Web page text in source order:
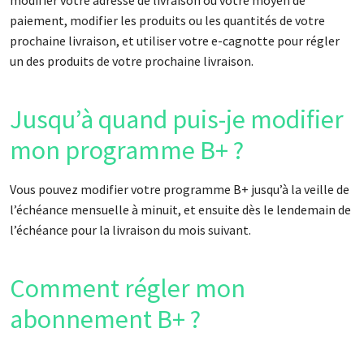
paiement, modifier les produits ou les quantités de votre
prochaine livraison, et utiliser votre e-cagnotte pour régler
un des produits de votre prochaine livraison.
Jusqu’à quand puis-je modifier
mon programme B+ ?
Vous pouvez modifier votre programme B+ jusqu’à la veille de
l’échéance mensuelle à minuit, et ensuite dès le lendemain de
l’échéance pour la livraison du mois suivant.
Comment régler mon
abonnement B+ ?